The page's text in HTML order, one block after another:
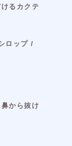
るカクテ
ロップ /
から抜け